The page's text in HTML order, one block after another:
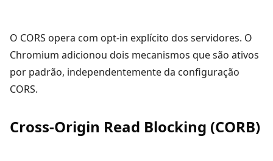
O CORS opera com opt-in explícito dos servidores. O
Chromium adicionou dois mecanismos que são ativos
por padrão, independentemente da configuração
CORS.
Cross-Origin Read Blocking (CORB)